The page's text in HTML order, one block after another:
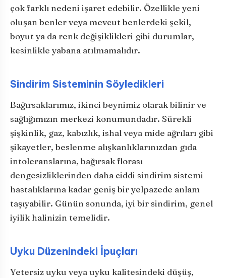
çok farklı nedeni işaret edebilir. Özellikle yeni
oluşan benler veya mevcut benlerdeki şekil,
boyut ya da renk değişiklikleri gibi durumlar,
kesinlikle yabana atılmamalıdır.
Sindirim Sisteminin Söyledikleri
Bağırsaklarımız, ikinci beynimiz olarak bilinir ve
sağlığımızın merkezi konumundadır. Sürekli
şişkinlik, gaz, kabızlık, ishal veya mide ağrıları gibi
şikayetler, beslenme alışkanlıklarınızdan gıda
intoleranslarına, bağırsak florası
dengesizliklerinden daha ciddi sindirim sistemi
hastalıklarına kadar geniş bir yelpazede anlam
taşıyabilir. Günün sonunda, iyi bir sindirim, genel
iyilik halinizin temelidir.
Uyku Düzenindeki İpuçları
Yetersiz uyku veya uyku kalitesindeki düşüş,